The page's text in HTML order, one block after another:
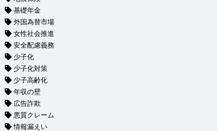
基礎年金
外国為替市場
女性社会推進
安全配慮義務
少子化
少子化対策
少子高齢化
年収の壁
広告詐欺
悪質クレーム
情報漏えい